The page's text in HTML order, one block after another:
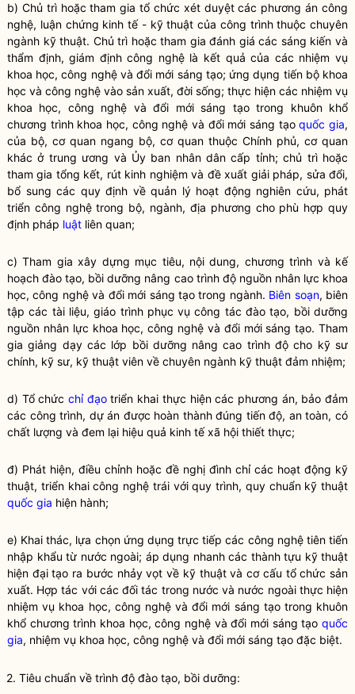
b) Chủ trì hoặc tham gia tổ chức xét duyệt các phương án công
nghệ, luận chứng kinh tế - kỹ thuật của công trình thuộc chuyên
ngành kỹ thuật. Chủ trì hoặc tham gia đánh giá các sáng kiến và
thẩm định, giám định công nghệ là kết quả của các nhiệm vụ
khoa học, công nghệ và đổi mới sáng tạo; ứng dụng tiến bộ khoa
học và công nghệ vào sản xuất, đời sống; thực hiện các nhiệm vụ
khoa học, công nghệ và đổi mới sáng tạo trong khuôn khổ
chương trình khoa học, công nghệ và đổi mới sáng tạoquốc gia,
của bộ, cơ quan ngang bộ, cơ quan thuộc Chính phủ, cơ quan
khác ở trung ương và Ủy ban nhân dân cấp tỉnh; chủ trì hoặc
tham gia tổng kết, rút kinh nghiệm và đề xuất giải pháp, sửa đổi,
bổ sung các quy định về quản lý hoạt động nghiên cứu, phát
triển công nghệ trong bộ, ngành, địa phương cho phù hợp quy
định pháp luật liên quan;
c) Tham gia xây dựng mục tiêu, nội dung, chương trình và kế
hoạch đào tạo, bồi dưỡng nâng cao trình độ nguồn nhân lực khoa
học, công nghệ và đổi mới sáng tạo trong ngành. Biên soạn, biên
tập các tài liệu, giáo trình phục vụcông tác đào tạo, bồi dưỡng
nguồn nhân lực khoa học, công nghệ và đổi mới sáng tạo. Tham
gia giảng dạy các lớp bồi dưỡng nâng cao trình độ cho kỹ sư
chính, kỹ sư, kỹ thuật viên về chuyên ngành kỹ thuật đảm nhiệm;
d) Tổ chứcchỉ đạotriển khai thực hiện các phương án, bảo đảm
các công trình, dự án được hoàn thành đúng tiến độ, an toàn, có
chất lượng và đem lại hiệu quả kinh tế xã hội thiết thực;
đ) Phát hiện, điều chỉnh hoặc đề nghị đình chỉ các hoạt động kỹ
thuật, triển khai công nghệ trái với quy trình, quy chuẩn kỹ thuật
quốc gia hiện hành;
e) Khai thác, lựa chọn ứng dụng trực tiếp các công nghệ tiên tiến
nhập khẩu từ nước ngoài; áp dụng nhanh các thành tựu kỹ thuật
hiện đại tạo ra bước nhảy vọt về kỹ thuật và cơ cấu tổ chức sản
xuất. Hợp tác với các đối tác trong nước và nước ngoài thực hiện
nhiệm vụ khoa học, công nghệ và đổi mới sáng tạo trong khuôn
khổ chương trình khoa học, công nghệ và đổi mới sáng tạo quốc
gia, nhiệm vụ khoa học, công nghệ và đổi mới sáng tạo đặc biệt.
2. Tiêu chuẩn về trình độ đào tạo, bồi dưỡng: